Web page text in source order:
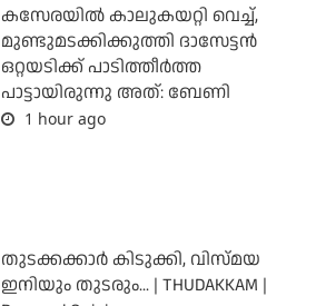
കസേരയിൽ കാലുകയറ്റി വെച്ച്,
മുണ്ടുമടക്കിക്കുത്തി ദാസേട്ടൻ
ഒറ്റയടിക്ക് പാടിത്തീർത്ത
പാട്ടായിരുന്നു അത്: ബേണി
1 hour ago
തുടക്കക്കാര്‍ കിടുക്കി, വിസ്മയ
ഇനിയും തുടരും... | THUDAKKAM |